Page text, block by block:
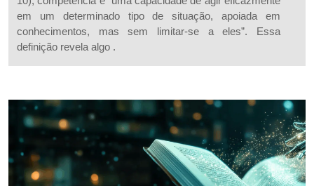
em um determinado tipo de situação, apoiada em
conhecimentos, mas sem limitar-se a eles”. Essa
definição revela algo .